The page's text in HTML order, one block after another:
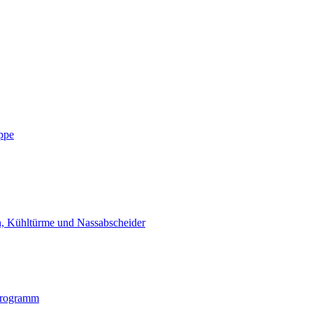
Kühltürme und Nassabscheider